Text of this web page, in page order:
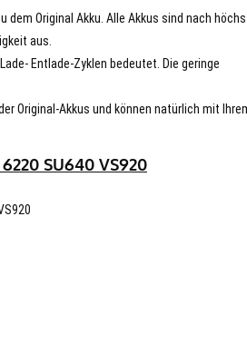
dem Original Akku. Alle Akkus sind nach
aus.
Entlade-Zyklen bedeutet. Die geringe
Original-Akkus und können natürlich mit
SU640 VS920